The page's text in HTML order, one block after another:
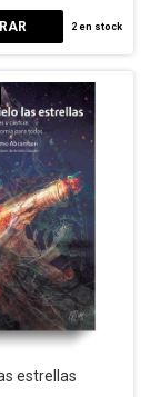
2 en stock
estrellas